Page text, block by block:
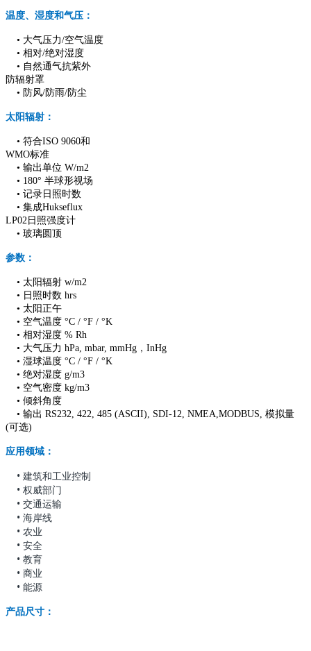
温度、湿度和气压：
• 大气压力/空气温度
• 相对/绝对湿度
• 自然通气抗紫外
防辐射罩
• 防风/防雨/防尘
太阳辐射：
• 符合ISO 9060和
WMO标准
• 输出单位 W/m2
• 180° 半球形视场
• 记录日照时数
• 集成Hukseflux
LP02日照强度计
• 玻璃圆顶
参数：
• 太阳辐射 w/m2
• 日照时数 hrs
• 太阳正午
• 空气温度 °C / °F / °K
• 相对湿度 % Rh
• 大气压力 hPa, mbar, mmHg，InHg
• 湿球温度 °C / °F / °K
• 绝对湿度 g/m3
• 空气密度 kg/m3
• 倾斜角度
• 输出 RS232, 422, 485 (ASCII), SDI-12, NMEA,MODBUS, 模拟量
(可选)
应用领域：
• 建筑和工业控制
• 权威部门
• 交通运输
• 海岸线
• 农业
• 安全
• 教育
• 商业
• 能源
产品尺寸：